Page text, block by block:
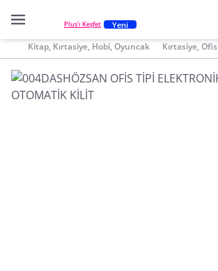
Plus'ı Keşfet Yeni
Kitap, Kırtasiye, Hobi, Oyuncak Kırtasiye, Ofis